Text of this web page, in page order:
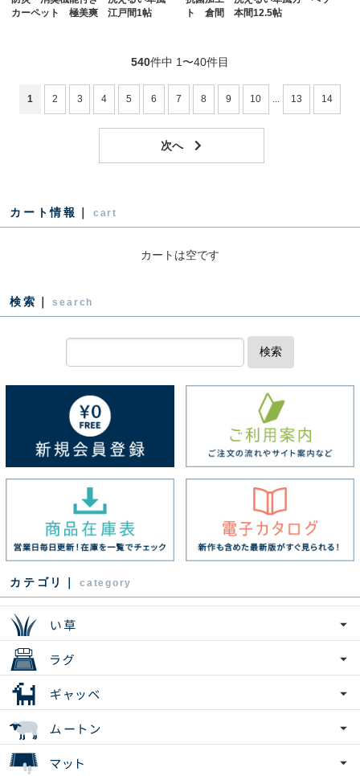
カーペット 極美爽 江戸間1帖
ト 倉間 本間12.5帖
540件中 1〜40件目
1 2 3 4 5 6 7 8 9 10 ... 13 14
カート情報｜ cart
カートは空です
検索｜ search
検索
カテゴリ｜ category